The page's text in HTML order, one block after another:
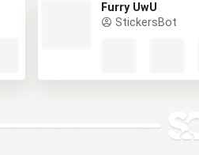
Furry UwU
StickersBot